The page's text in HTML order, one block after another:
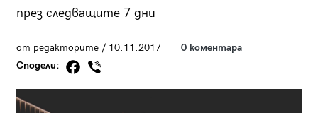
през следващите 7 дни
от редакторите / 10.11.2017
0 коментара
Сподели: